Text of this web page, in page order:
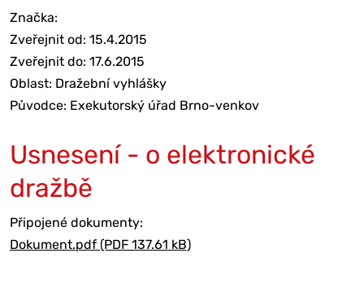
Značka:
Zveřejnit od: 15.4.2015
Zveřejnit do: 17.6.2015
Oblast: Dražební vyhlášky
Původce: Exekutorský úřad Brno-venkov
Usnesení - o elektronické
dražbě
Připojené dokumenty:
Dokument.pdf (PDF 137.61 kB)